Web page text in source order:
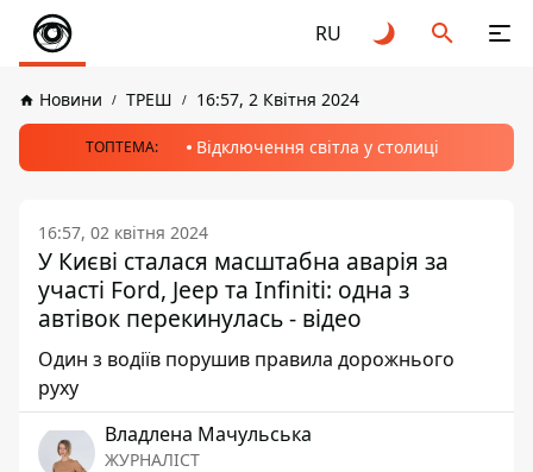
RU
Новини ТРЕШ 16:57, 2 Квітня 2024
ТОПТЕМА: Відключення світла у столиці
16:57, 02 квітня 2024
У Києві сталася масштабна аварія за
участі Ford, Jeep та Infiniti: одна з
автівок перекинулась - відео
Один з водіїв порушив правила дорожнього
руху
Владлена Мачульська
ЖУРНАЛІСТ